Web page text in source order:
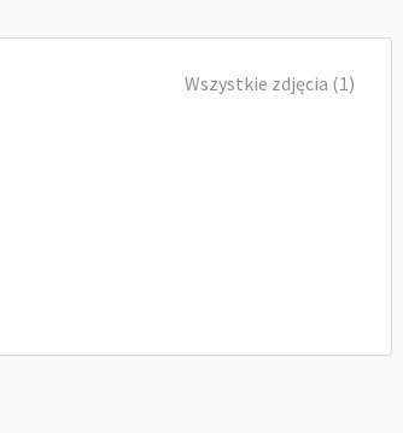
Wszystkie zdjęcia (1)